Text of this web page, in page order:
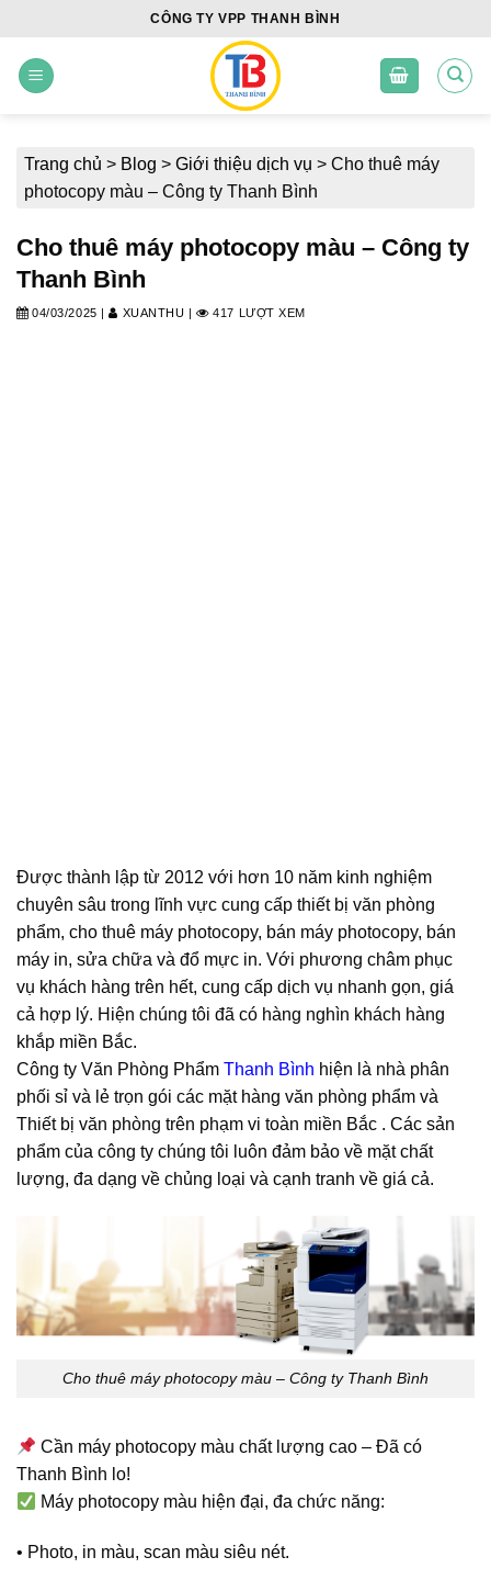
content
CÔNG TY VPP THANH BÌNH
Trang chủ > Blog > Giới thiệu dịch vụ > Cho thuê máy
photocopy màu – Công ty Thanh Bình
Cho thuê máy photocopy màu – Công ty
Thanh Bình
04/03/2025 | XUANTHU | 417 LƯỢT XEM
Được thành lập từ 2012 với hơn 10 năm kinh nghiệm
chuyên sâu trong lĩnh vực cung cấp thiết bị văn phòng
phẩm, cho thuê máy photocopy, bán máy photocopy, bán
máy in, sửa chữa và đổ mực in. Với phương châm phục
vụ khách hàng trên hết, cung cấp dịch vụ nhanh gọn, giá
cả hợp lý. Hiện chúng tôi đã có hàng nghìn khách hàng
khắp miền Bắc.
Công ty Văn Phòng Phẩm Thanh Bình hiện là nhà phân
phối sỉ và lẻ trọn gói các mặt hàng văn phòng phẩm và
Thiết bị văn phòng trên phạm vi toàn miền Bắc . Các sản
phẩm của công ty chúng tôi luôn đảm bảo về mặt chất
lượng, đa dạng về chủng loại và cạnh tranh về giá cả.
Cho thuê máy photocopy màu – Công ty Thanh Bình
Cần máy photocopy màu chất lượng cao – Đã có
Thanh Bình lo!
Máy photocopy màu hiện đại, đa chức năng:
• Photo, in màu, scan màu siêu nét.